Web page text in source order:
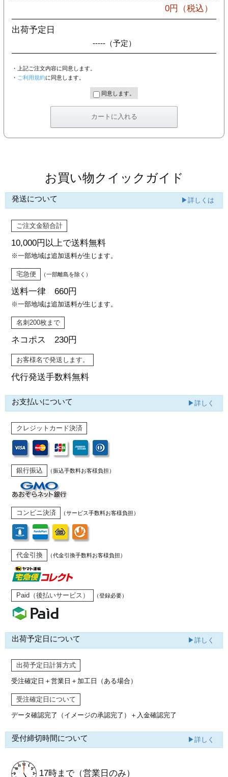
0円（税込）
出荷予定日
-----（予定）
・上記ご注文内容に同意します。
・ ご利用規約に同意します。
同意します。
お買い物クイックガイド
発送について ▶詳しくは
ご注文金額合計
10,000円以上で送料無料
※一部地域は追加送料が生じます。
宅急便 （一部離島を除く）
送料一律 660円
※一部地域は追加送料が生じます。
名刺200枚まで
ネコポス 230円
お客様名で発送します。
代行発送手数料無料
お支払いについて ▶詳しく
クレジットカード決済
銀行振込 （振込手数料お客様負担）
コンビニ決済 （サービス手数料お客様負担）
代金引換 （代金引換手数料お客様負担）
Paid（後払いサービス） （登録必要）
出荷予定日について ▶詳しく
出荷予定日計算方式
受注確定日＋営業日＋加工日（ある場合）
受注確定日について
データ確認完了（イメージの承認完了） ＋入金確認完了
受付締切時間について ▶詳しく
17時まで （営業日のみ）